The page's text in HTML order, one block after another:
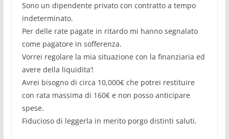
Sono un dipendente privato con contratto a tempo
indeterminato.
Per delle rate pagate in ritardo mi hanno segnalato
come pagatore in sofferenza.
Vorrei regolare la mia situazione con la finanziaria ed
avere della liquidita’!
Avrei bisogno di circa 10,000€ che potrei restituire
con rata massima di 160€ e non posso anticipare
spese.
Fiducioso di leggerla in merito porgo distinti saluti.